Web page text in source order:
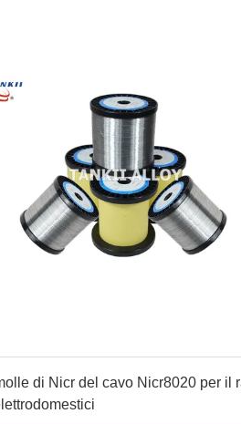
di Nicr del cavo Nicr8020 per il